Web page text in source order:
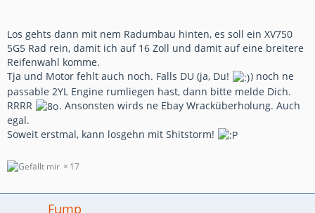
Los gehts dann mit nem Radumbau hinten, es soll ein XV750
5G5 Rad rein, damit ich auf 16 Zoll und damit auf eine breitere
Reifenwahl komme.
Tja und Motor fehlt auch noch. Falls DU (ja, Du!
) noch ne
passable 2YL Engine rumliegen hast, dann bitte melde Dich.
RRRR
. Ansonsten wirds ne Ebay Wracküberholung. Auch
egal.
Soweit erstmal, kann losgehn mit Shitstorm!
17
Fump